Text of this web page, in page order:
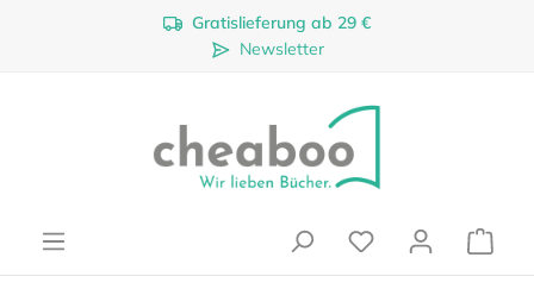
Zum Hauptinhalt springenGratislieferung ab 29 €
Newsletter